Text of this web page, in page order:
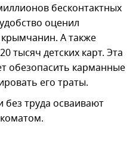
бесконтактных
оценил
А также
тысяч детских карт. Эта
обезопасить карманные
его траты.
труда осваивают